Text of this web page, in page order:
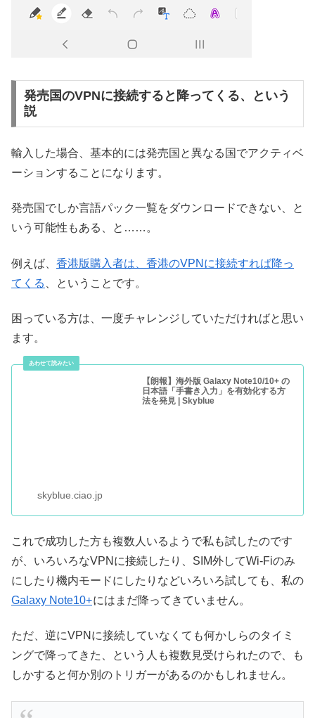
発売国のVPNに接続すると降ってくる、という
説
輸入した場合、基本的には発売国と異なる国でアクティベ
ーションすることになります。
発売国でしか言語パック一覧をダウンロードできない、と
いう可能性もある、と……。
例えば、 香港版購入者は、香港のVPNに接続すれば降っ
てくる
、ということです。
困っている方は、一度チャレンジしていただければと思い
ます。
【朗報】海外版 Galaxy Note10/10+ の
日本語「手書き入力」を有効化する方
法を発見 | Skyblue
skyblue.ciao.jp
これで成功した方も複数人いるようで私も試したのです
が、いろいろなVPNに接続したり、SIM外してWi-Fiのみ
にしたり機内モードにしたりなどいろいろ試しても、私の
Galaxy Note10+にはまだ降ってきていません。
ただ、逆にVPNに接続していなくても何かしらのタイミ
ングで降ってきた、という人も複数見受けられたので、も
しかすると何か別のトリガーがあるのかもしれません。